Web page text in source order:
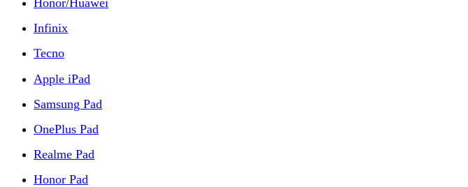
Honor/Huawei
Infinix
Tecno
Apple iPad
Samsung Pad
OnePlus Pad
Realme Pad
Honor Pad